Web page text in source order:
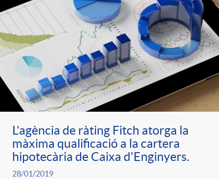
L'agència de ràting Fitch atorga la
màxima qualificació a la cartera
hipotecària de Caixa d'Enginyers.
28/01/2019